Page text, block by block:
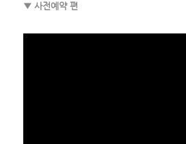
▼ 사전예약 편